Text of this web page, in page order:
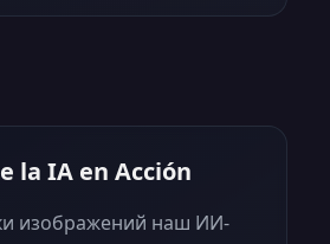
la IA en Acción
изображений наш ИИ-